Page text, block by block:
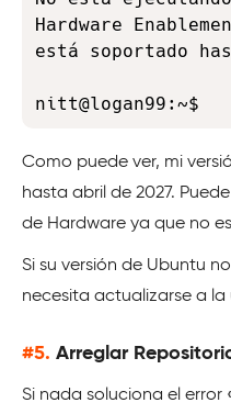
Hardware
está soportado
nitt@logan99:~$
Como puede ver, mi
hasta abril de 2027.
de Hardware ya que no
Si su versión de Ubuntu
necesita actualizarse a la
#5. Arreglar
Si nada soluciona el error